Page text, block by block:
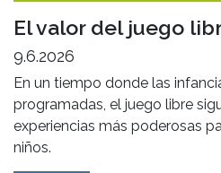
El valor del juego
9.6.2026
En un tiempo donde las
programadas, el juego libre
experiencias más poderosas
niños.